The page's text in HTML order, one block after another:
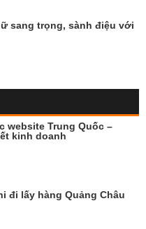
sang trọng, sành điệu với
website Trung Quốc –
kinh doanh
đi lấy hàng Quảng Châu